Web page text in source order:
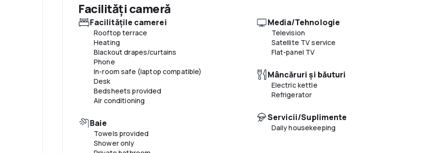
Facilităţi cameră
Facilităţile camerei
Rooftop terrace
Heating
Blackout drapes/curtains
Phone
In-room safe (laptop compatible)
Desk
Bedsheets provided
Air conditioning
Baie
Towels provided
Shower only
Media/Tehnologie
Television
Satellite TV service
Flat-panel TV
Mâncăruri și băuturi
Electric kettle
Refrigerator
Servicii/Suplimente
Daily housekeeping